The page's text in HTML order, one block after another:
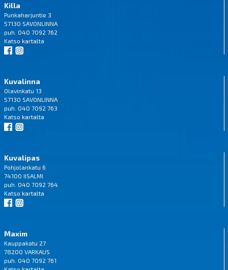
Killa
Punkaharjuntie 3
57130 SAVONLINNA
puh. 040 7092 762
Katso kartalta
Kuvalinna
Olavinkatu 13
57130 SAVONLINNA
puh. 040 7092 763
Katso kartalta
Kuvalipas
Pohjolankatu 6
74100 IISALMI
puh. 040 7092 764
Katso kartalta
Maxim
Kauppakatu 27
78200 VARKAUS
puh. 040 7092 761